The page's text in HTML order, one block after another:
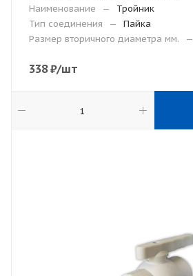
Наименование
—
Тройник
Тип соединения
—
Пайка
Размер вторичного диаметра мм.
—
338₽/шт